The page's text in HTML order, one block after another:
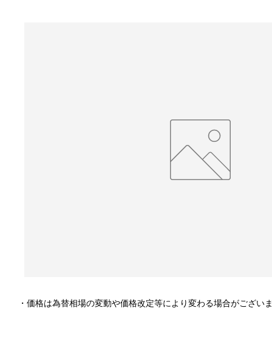
・価格は為替相場の変動や価格改定等により変わる場合がござい